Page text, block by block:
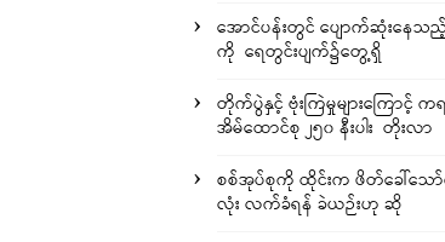
အောင်ပန်းတွင် ပျောက်ဆုံးနေ
ကို ရေတွင်းပျက်၌တွေ့ရှိ
တိုက်ပွဲနှင့် ဗုံးကြဲမှုများကြောင့်
အိမ်ထောင်စု ၂၅၀ နီးပါး တိုးလာ
စစ်အုပ်စုကို ထိုင်းက ဖိတ်ခေါ်သ
လုံး လက်ခံရန် ခဲယဉ်းဟု ဆို